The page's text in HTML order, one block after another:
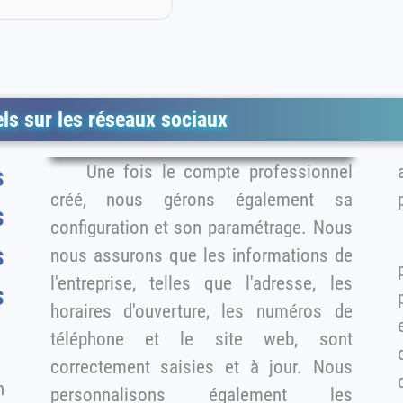
sur les réseaux sociaux
Une fois le compte professionnel
créé, nous gérons également sa
configuration et son paramétrage. Nous
nous assurons que les informations de
l'entreprise, telles que l'adresse, les
horaires d'ouverture, les numéros de
téléphone et le site web, sont
correctement saisies et à jour. Nous
personnalisons également les